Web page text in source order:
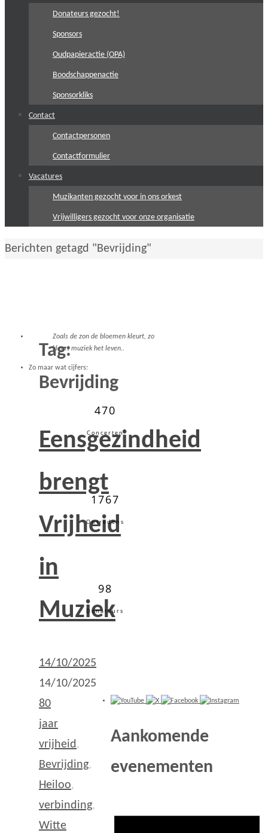
Donateurs gezocht!
Sponsors
Oudpapieractie (OPA)
Boodschappenactie
Sponsorkliks
Contact
Contactpersonen
Contactformulier
Vacatures
Muzikanten gezocht voor in ons orkest
Vrijwilligers gezocht voor onze organisatie
Home
Berichten getagd "Bevrijding"
Tag:
Bevrijding
Eensgezindheid
brengt
Vrijheid
in
Muziek
14/10/2025
14/10/2025
80
jaar
vrijheid,
Bevrijding,
Heiloo,
verbinding,
Witte
Zoals de zon de bloemen kleurt, zo
kleurt muziek het leven..
Zo maar wat cijfers:
470
Concerten
1767
Optredens
98
Donateurs
Aankomende
evenementen